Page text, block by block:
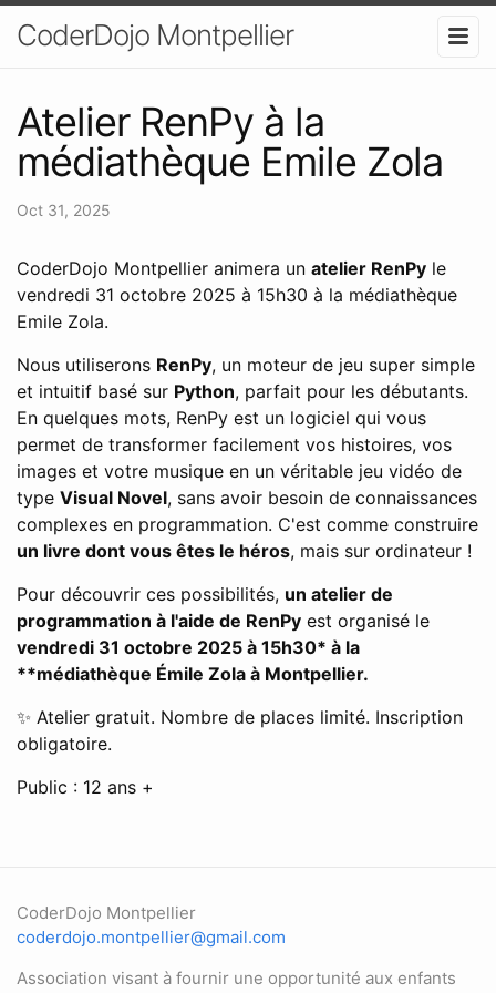
CoderDojo Montpellier
Atelier RenPy à la
médiathèque Emile Zola
Oct 31, 2025
CoderDojo Montpellier animera un atelier RenPy le
vendredi 31 octobre 2025 à 15h30 à la médiathèque
Emile Zola.
Nous utiliserons RenPy, un moteur de jeu super simple
et intuitif basé sur Python, parfait pour les débutants.
En quelques mots, RenPy est un logiciel qui vous
permet de transformer facilement vos histoires, vos
images et votre musique en un véritable jeu vidéo de
type Visual Novel, sans avoir besoin de connaissances
complexes en programmation. C'est comme construire
un livre dont vous êtes le héros, mais sur ordinateur !
Pour découvrir ces possibilités, un atelier de
programmation à l'aide de RenPy est organisé le
vendredi 31 octobre 2025 à 15h30* à la
**médiathèque Émile Zola à Montpellier.
✨ Atelier gratuit. Nombre de places limité. Inscription
obligatoire.
Public : 12 ans +
CoderDojo Montpellier
coderdojo.montpellier@gmail.com
Association visant à fournir une opportunité aux enfants